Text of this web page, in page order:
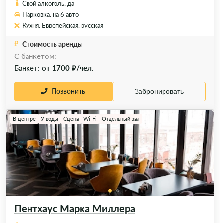
Свой алкоголь: да
Парковка: на 6 авто
Кухня: Европейская, русская
Стоимость аренды
C банкетом:
Банкет: от 1700 ₽/чел.
Позвонить Забронировать
Пентхаус Марка Миллера
В центре У воды Сцена Wi-Fi Отдельный зал